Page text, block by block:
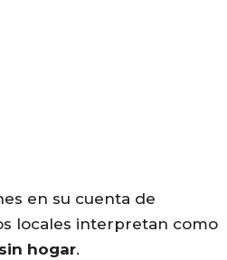
en su cuenta de
locales interpretan como
hogar.